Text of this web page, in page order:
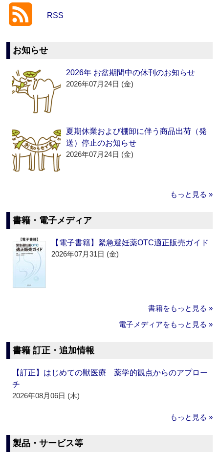
RSS
お知らせ
2026年 お盆期間中の休刊のお知らせ
2026年07月24日 (金)
夏期休業および棚卸に伴う商品出荷（発
送）停止のお知らせ
2026年07月24日 (金)
もっと見る »
書籍・電子メディア
【電子書籍】緊急避妊薬OTC適正販売ガイド
2026年07月31日 (金)
書籍をもっと見る »
電子メディアをもっと見る »
書籍 訂正・追加情報
【訂正】はじめての獣医療 薬学的観点からのアプロー
チ
2026年08月06日 (木)
もっと見る »
製品・サービス等